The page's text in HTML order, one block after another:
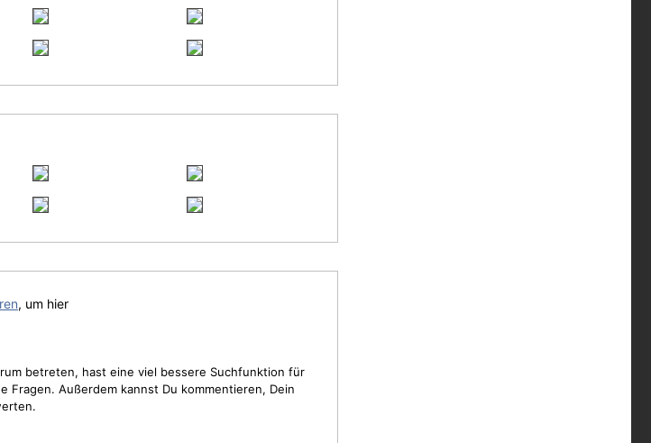
, um hier
betreten, hast eine viel bessere Suchfunktion für
Außerdem kannst Du kommentieren, Dein